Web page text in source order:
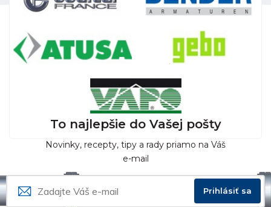
To najlepšie do Vašej pošty
Novinky, recepty, tipy a rady priamo na Váš
e-mail
Prihlásiť sa